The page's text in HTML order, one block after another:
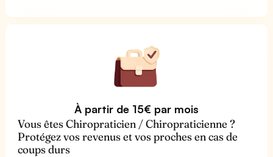
À partir de 15€ par mois
Vous êtes Chiropraticien / Chiropraticienne ?
Protégez vos revenus et vos proches en cas de
coups durs